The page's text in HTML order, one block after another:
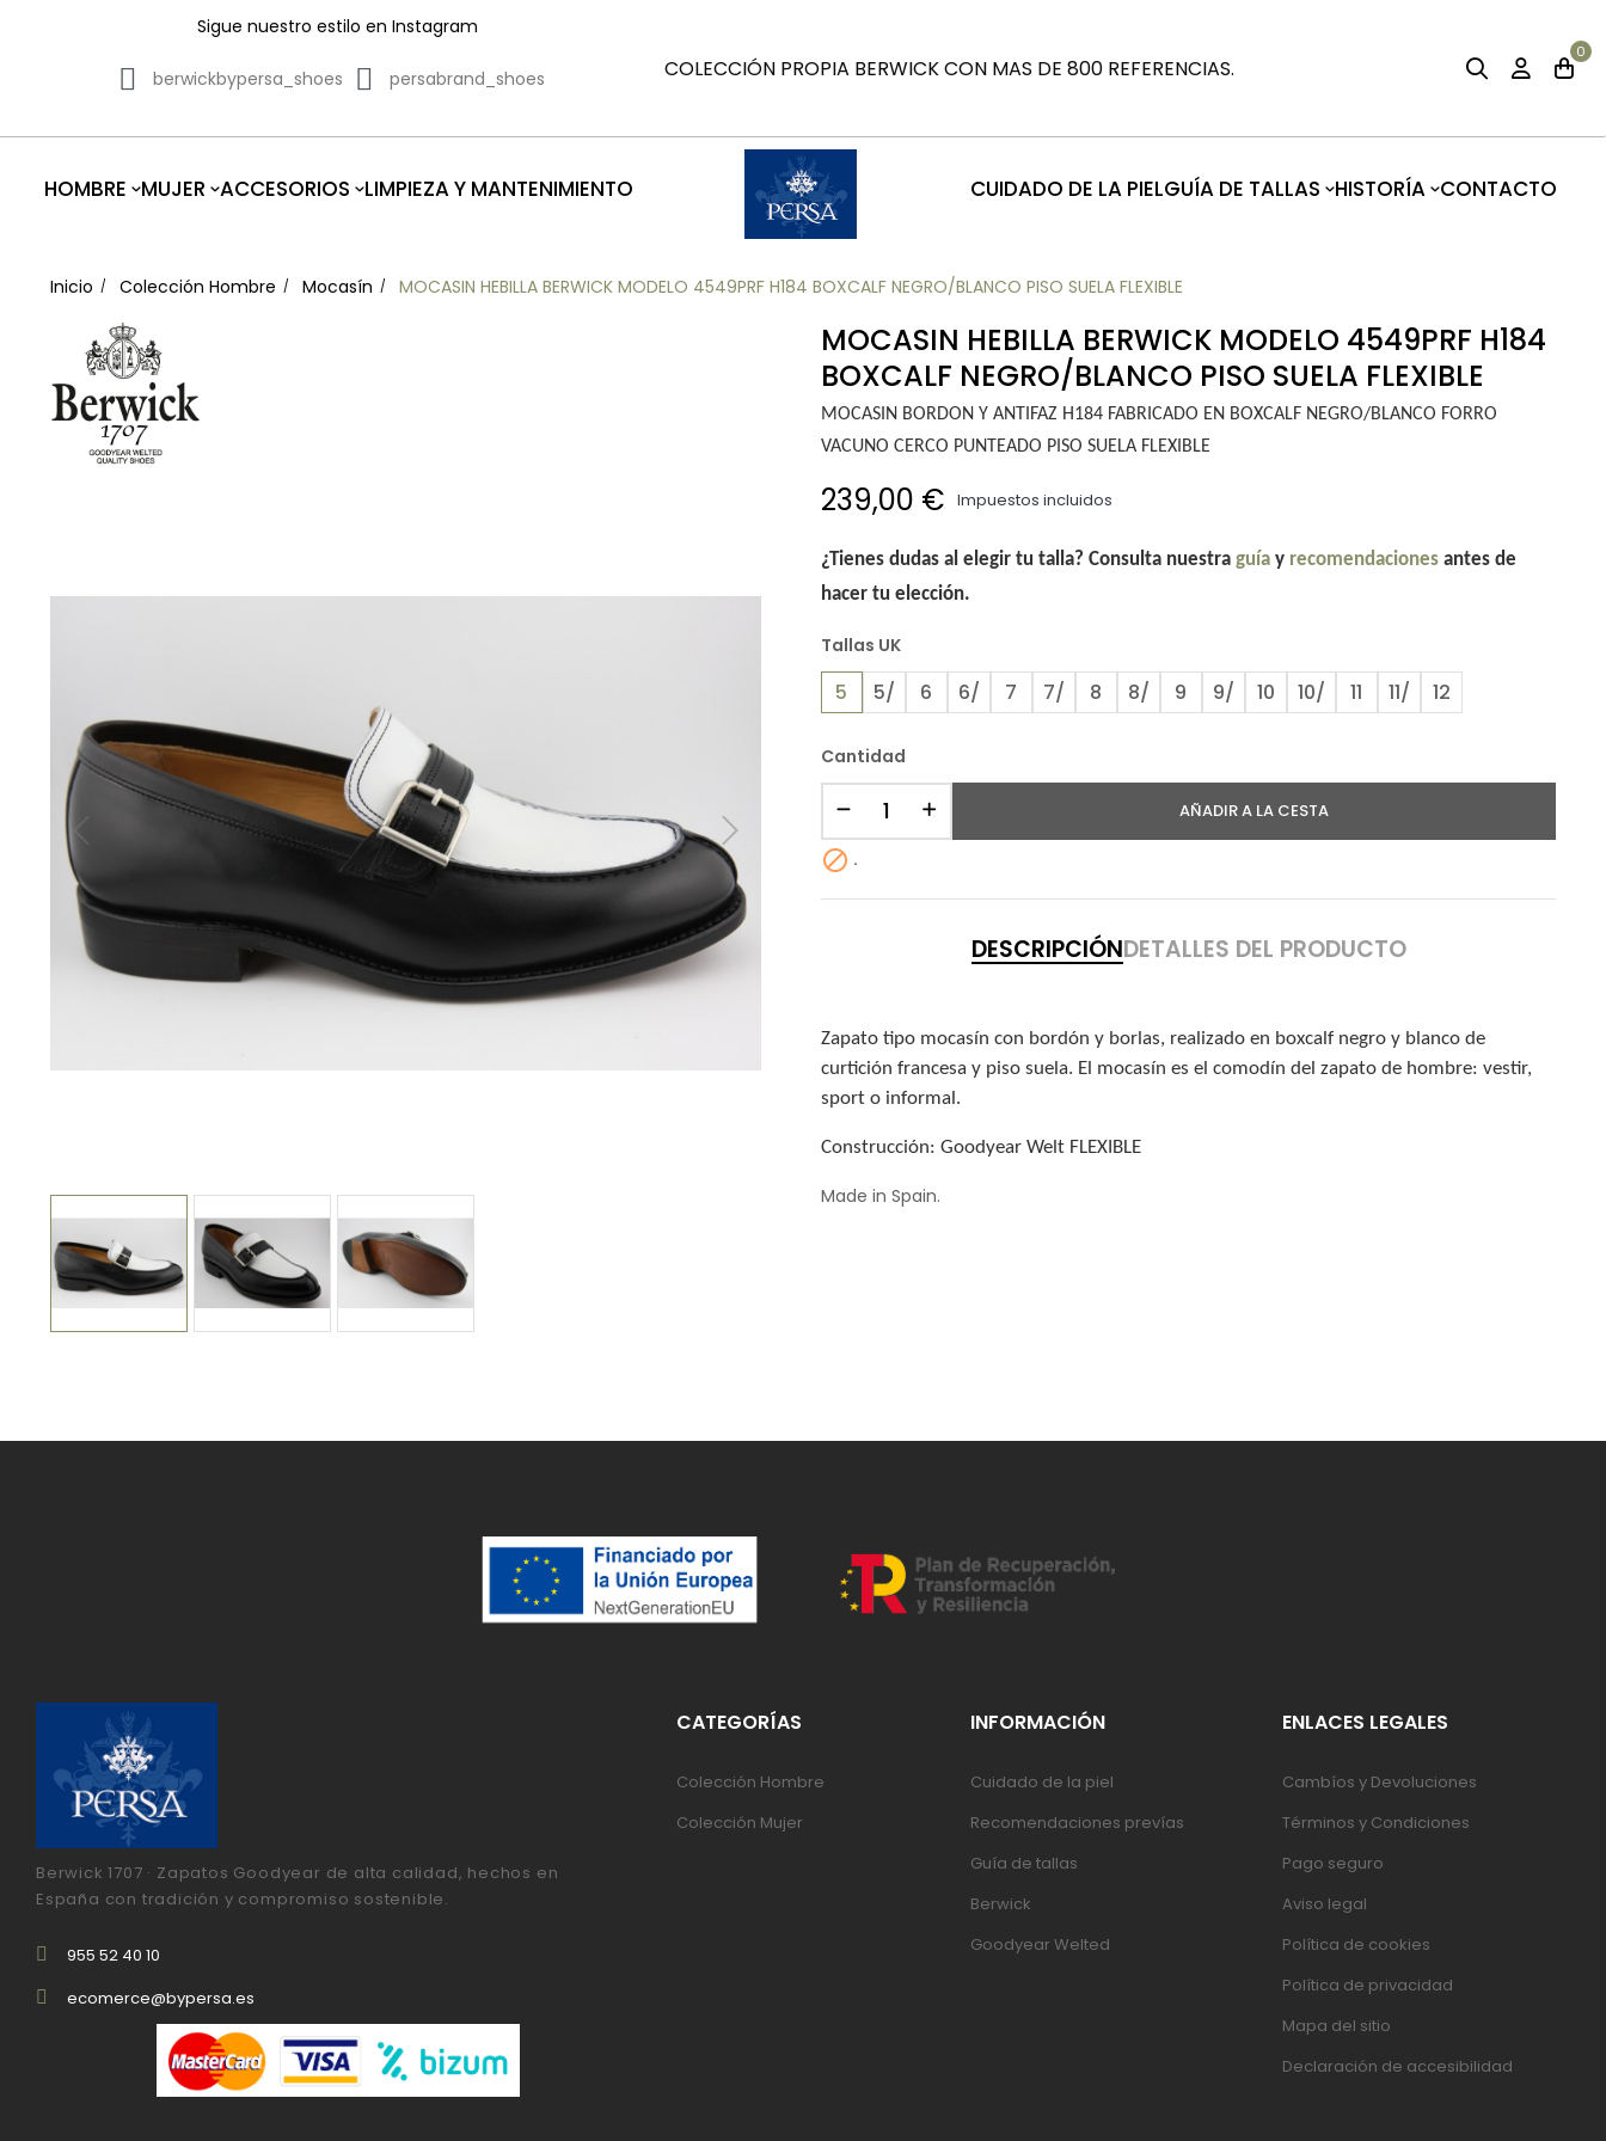
Sigue nuestro estilo en Instagram
berwickbypersa_shoes persabrand_shoes COLECCIÓN PROPIA BERWICK CON MAS DE 800 REFERENCIAS.
0
HOMBRE MUJER ACCESORIOS LIMPIEZA Y MANTENIMIENTO CUIDADO DE LA PIELGUÍA DE TALLAS HISTORÍA CONTACTO
Inicio Colección Hombre Mocasín MOCASIN HEBILLA BERWICK MODELO 4549PRF H184 BOXCALF NEGRO/BLANCO PISO SUELA FLEXIBLE
MOCASIN HEBILLA BERWICK MODELO 4549PRF H184
BOXCALF NEGRO/BLANCO PISO SUELA FLEXIBLE
MOCASIN BORDON Y ANTIFAZ H184 FABRICADO EN BOXCALF NEGRO/BLANCO FORRO
VACUNO CERCO PUNTEADO PISO SUELA FLEXIBLE
239,00 € Impuestos incluidos
¿Tienes dudas al elegir tu talla? Consulta nuestra guíay recomendacionesantes de
hacer tu elección.
Tallas UK
5 5/ 6 6/ 7 7/ 8 8/ 9 9/ 10 10/ 11 11/ 12
Cantidad
AÑADIR A LA CESTA
 .
DESCRIPCIÓNDETALLES DEL PRODUCTO
Zapato tipo mocasín con bordón y borlas, realizado en boxcalf negro y blanco de
curtición francesa y piso suela. El mocasín es el comodín del zapato de hombre: vestir,
sport o informal.
Construcción: Goodyear Welt FLEXIBLE
Made in Spain.
Berwick 1707 · Zapatos Goodyear de alta calidad, hechos en
España con tradición y compromiso sostenible.
955 52 40 10
ecomerce@bypersa.es
CATEGORÍAS
Colección Hombre
Colección Mujer
INFORMACIÓN
Cuidado de la piel
Recomendaciones prevías
Guía de tallas
Berwick
Goodyear Welted
ENLACES LEGALES
Cambíos y Devoluciones
Términos y Condiciones
Pago seguro
Aviso legal
Política de cookies
Política de privacidad
Mapa del sitio
Declaración de accesibilidad